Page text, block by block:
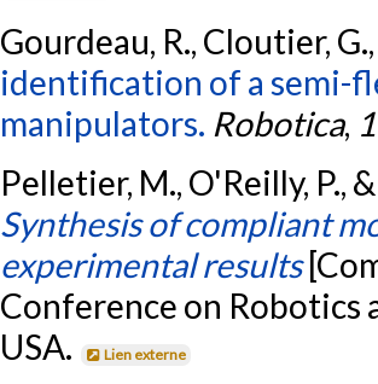
Gourdeau, R., Cloutier,
identification of a semi-
manipulators. Robotica,
Pelletier, M., O'Reilly, P.,
Synthesis of compliant
experimental results
Conference on Robotics
USA.
Lien externe